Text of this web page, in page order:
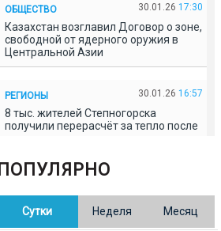
ОБЩЕСТВО 30.01.26 17:30
Казахстан возглавил Договор о зоне,
свободной от ядерного оружия в
Центральной Азии
РЕГИОНЫ 30.01.26 16:57
8 тыс. жителей Степногорска
получили перерасчёт за тепло после
В Казахстане готовят новую
редакцию Конституции: меняется
ПОПУЛЯРНО
Сутки Неделя Месяц